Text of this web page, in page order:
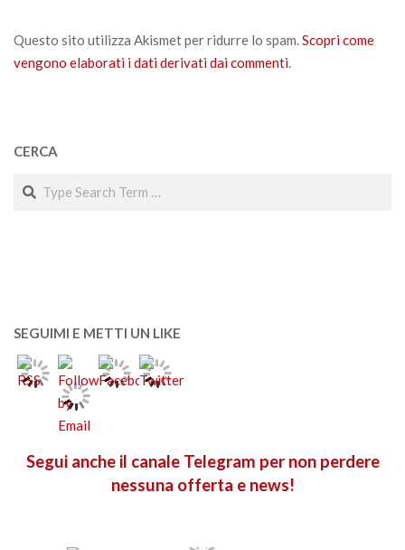
Questo sito utilizza Akismet per ridurre lo spam.Scopri come
vengono elaborati i dati derivati dai commenti.
CERCA
Search
SEGUIMI E METTI UN LIKE
Segui anche il canale Telegram per non perdere
nessuna offerta e news!